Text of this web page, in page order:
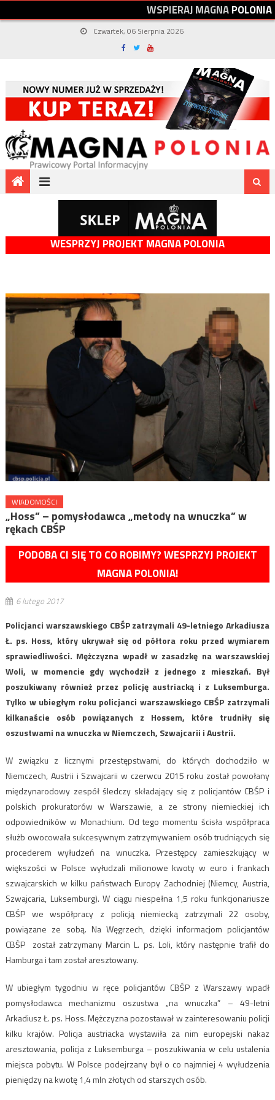
WSPIERAJMAGNAPOLONIA
Czwartek, 06 Sierpnia 2026
WESPRZYJ PROJEKT MAGNA POLONIA
WIADOMOŚCI
„Hoss” – pomysłodawca „metody na wnuczka” w
rękach CBŚP
PODOBA CI SIĘ TO CO ROBIMY? WESPRZYJ PROJEKT
MAGNA POLONIA!
6 lutego 2017
Policjanci warszawskiego CBŚP zatrzymali 49-letniego Arkadiusza
Ł. ps. Hoss, który ukrywał się od półtora roku przed wymiarem
sprawiedliwości. Mężczyzna wpadł w zasadzkę na warszawskiej
Woli, w momencie gdy wychodził z jednego z mieszkań. Był
poszukiwany również przez policję austriacką i z Luksemburga.
Tylko w ubiegłym roku policjanci warszawskiego CBŚP zatrzymali
kilkanaście osób powiązanych z Hossem, które trudniły się
oszustwami na wnuczka w Niemczech, Szwajcarii i Austrii.
W związku z licznymi przestępstwami, do których dochodziło w
Niemczech, Austrii i Szwajcarii w czerwcu 2015 roku został powołany
międzynarodowy zespół śledczy składający się z policjantów CBŚP i
polskich prokuratorów w Warszawie, a ze strony niemieckiej ich
odpowiedników w Monachium. Od tego momentu ścisła współpraca
służb owocowała sukcesywnym zatrzymywaniem osób trudniących się
procederem wyłudzeń na wnuczka. Przestępcy zamieszkujący w
większości w Polsce wyłudzali milionowe kwoty w euro i frankach
szwajcarskich w kilku państwach Europy Zachodniej (Niemcy, Austria,
Szwajcaria, Luksemburg). W ciągu niespełna 1,5 roku funkcjonariusze
CBŚP we współpracy z policją niemiecką zatrzymali 22 osoby,
powiązane ze sobą. Na Węgrzech, dzięki informacjom policjantów
CBŚP został zatrzymany Marcin L. ps. Loli, który następnie trafił do
Hamburga i tam został aresztowany.
W ubiegłym tygodniu w ręce policjantów CBŚP z Warszawy wpadł
pomysłodawca mechanizmu oszustwa „na wnuczka” – 49-letni
Arkadiusz Ł. ps. Hoss. Mężczyzna pozostawał w zainteresowaniu policji
kilku krajów. Policja austriacka wystawiła za nim europejski nakaz
aresztowania, policja z Luksemburga – poszukiwania w celu ustalenia
miejsca pobytu. W Polsce podejrzany był o co najmniej 4 wyłudzenia
pieniędzy na kwotę 1,4 mln złotych od starszych osób.